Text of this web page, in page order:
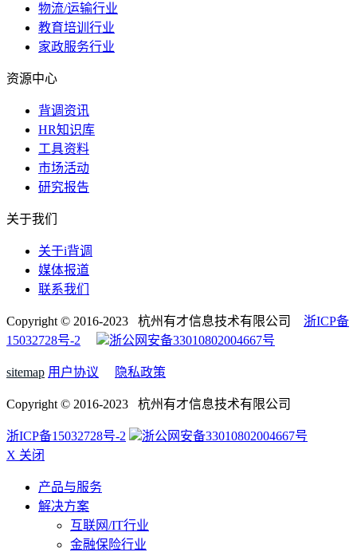
物流/运输行业
教育培训行业
家政服务行业
资源中心
背调资讯
HR知识库
工具资料
市场活动
研究报告
关于我们
关于i背调
媒体报道
联系我们
Copyright © 2016-2023 杭州有才信息技术有限公司 浙ICP备
15032728号-2
浙公网安备33010802004667号
sitemap 用户协议 隐私政策
Copyright © 2016-2023 杭州有才信息技术有限公司
浙ICP备15032728号-2
浙公网安备33010802004667号
X 关闭
产品与服务
解决方案
互联网/IT行业
金融保险行业